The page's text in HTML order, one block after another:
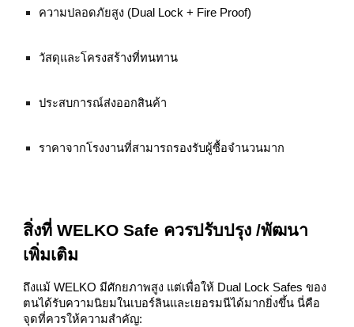
ความปลอดภัยสูง (Dual Lock + Fire Proof)
วัสดุและโครงสร้างที่ทนทาน
ประสบการณ์ส่งออกสินค้า
ราคาจากโรงงานที่สามารถรองรับผู้ซื้อจำนวนมาก
สิ่งที่ WELKO Safe ควรปรับปรุง /พัฒนา
เพิ่มเติม
ถึงแม้ WELKO มีศักยภาพสูง แต่เพื่อให้ Dual Lock Safes ของ
ตนได้รับความนิยมในเบอร์ลินและเยอรมนีได้มากยิ่งขึ้น นี่คือ
จุดที่ควรให้ความสำคัญ: